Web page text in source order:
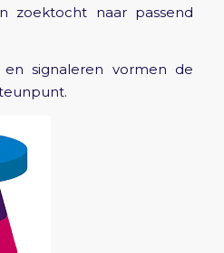
zoektocht naar passend
signaleren vormen de